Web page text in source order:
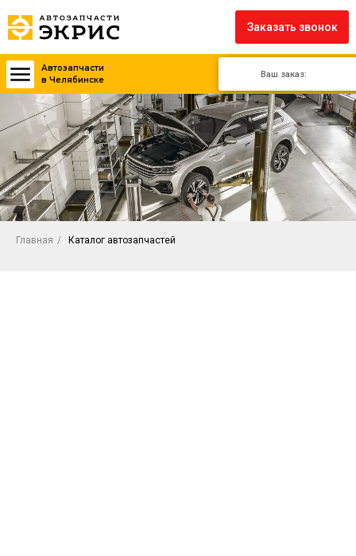
Автозапчасти
в Челябинске
Заказать звонок
Ваш заказ:
Главная / Каталог автозапчастей